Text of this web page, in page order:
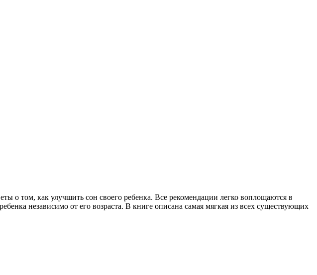
о том, как улучшить сон своего ребенка. Все рекомендации легко воплощаются в
независимо от его возраста. В книге описана самая мягкая из всех существующих